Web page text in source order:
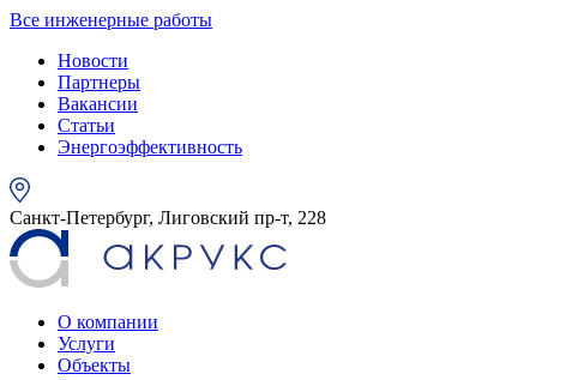
Все инженерные работы
Новости
Партнеры
Вакансии
Статьи
Энергоэффективность
Санкт-Петербург, Лиговский пр-т, 228
О компании
Услуги
Объекты